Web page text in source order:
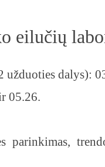
eilučių
užduoties dalys):
05.26.